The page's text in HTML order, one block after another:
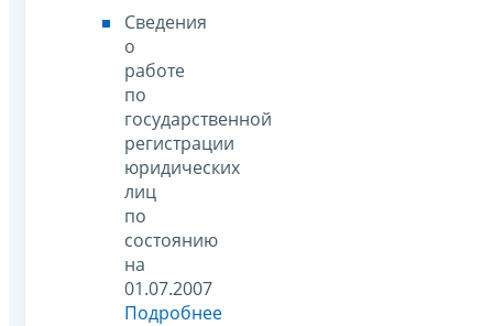
Сведения
о
работе
по
государственной
регистрации
юридических
лиц
по
состоянию
на
01.07.2007
Подробнее